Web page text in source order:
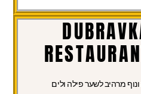
מרהיב לשער פילה ולים